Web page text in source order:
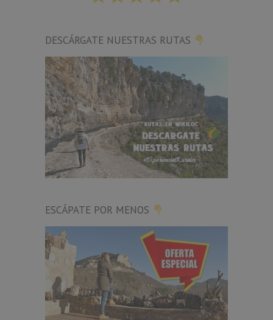
DESCÁRGATE NUESTRAS RUTAS
ESCÁPATE POR MENOS